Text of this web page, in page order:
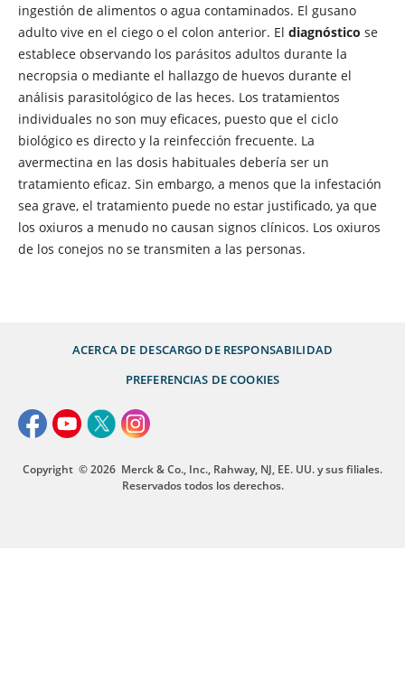
ingestión de alimentos o agua contaminados. El gusano
adulto vive en el ciego o el colon anterior. El diagnóstico se
establece observando los parásitos adultos durante la
necropsia o mediante el hallazgo de huevos durante el
análisis parasitológico de las heces. Los tratamientos
individuales no son muy eficaces, puesto que el ciclo
biológico es directo y la reinfección frecuente. La
avermectina en las dosis habituales debería ser un
tratamiento eficaz. Sin embargo, a menos que la infestación
sea grave, el tratamiento puede no estar justificado, ya que
los oxiuros a menudo no causan signos clínicos. Los oxiuros
de los conejos no se transmiten a las personas.
ACERCA DE DESCARGO DE RESPONSABILIDAD
PREFERENCIAS DE COOKIES
Copyright © 2026 Merck & Co., Inc., Rahway, NJ, EE. UU. y sus filiales.
Reservados todos los derechos.